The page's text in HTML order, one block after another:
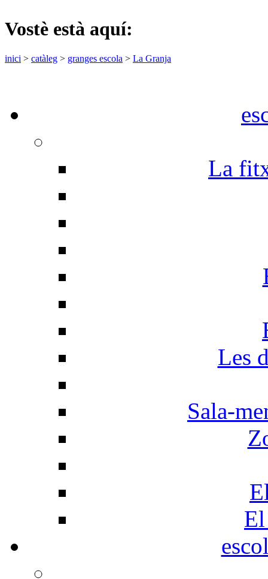
Vostè està aquí:
inici > catàleg > granges escola > La Granja
La
Les
Sala-